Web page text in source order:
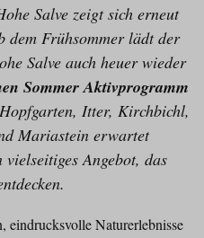
Salve zeigt sich erneut
dem Frühsommer lädt der
Salve auch heuer wieder
Sommer Aktivprogramm
Itter, Kirchbichl,
Mariastein erwartet
vielseitiges Angebot, das
eindrucksvolle Naturerlebnisse